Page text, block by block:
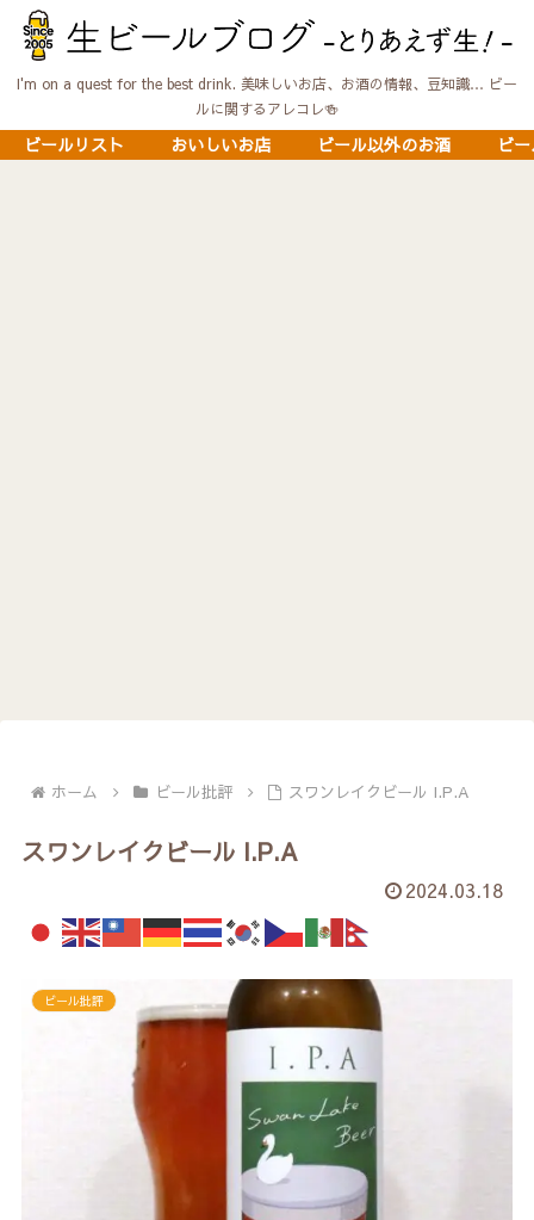
I'm on a quest for the best drink. 美味しいお店、お酒の情報、豆知識… ビー
ルに関するアレコレ🍻
ビールリスト おいしいお店 ビール以外のお酒 ビ
ホーム ビール批評 スワンレイクビール I.P.A
スワンレイクビール I.P.A
2024.03.18
ビール批評